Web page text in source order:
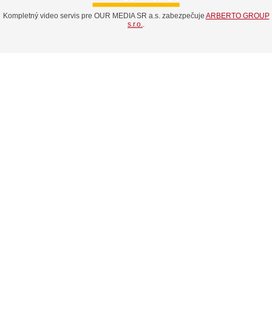
Kompletný video servis pre OUR MEDIA SR a.s. zabezpečuje ARBERTO GROUP
s.r.o.